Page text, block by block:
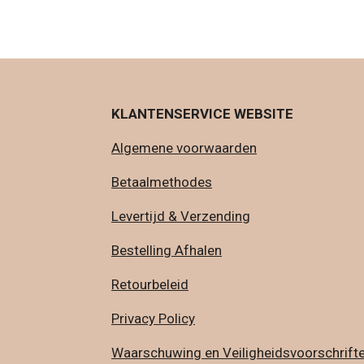
KLANTENSERVICE WEBSITE
Algemene voorwaarden
Betaalmethodes
Levertijd & Verzending
Bestelling Afhalen
Retourbeleid
Privacy Policy
Waarschuwing en